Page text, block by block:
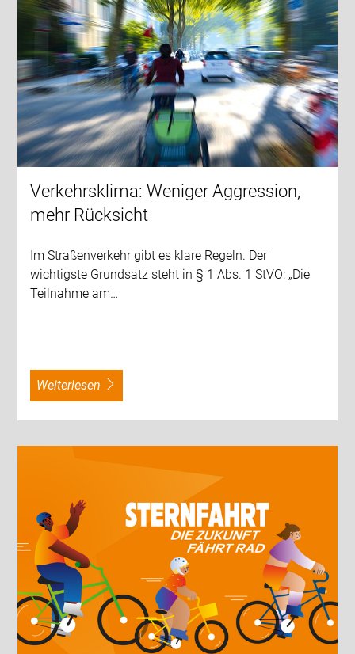
Verkehrsklima: Weniger Aggression,
mehr Rücksicht
Im Straßenverkehr gibt es klare Regeln. Der
wichtigste Grundsatz steht in § 1 Abs. 1 StVO: „Die
Teilnahme am…
weiterlesen